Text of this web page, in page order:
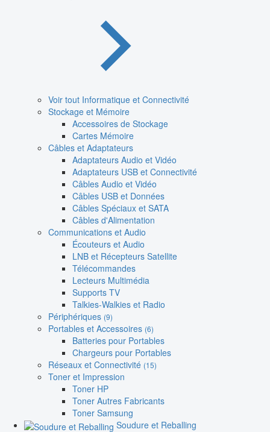
Voir tout Informatique et Connectivité
Stockage et Mémoire
Accessoires de Stockage
Cartes Mémoire
Câbles et Adaptateurs
Adaptateurs Audio et Vidéo
Adaptateurs USB et Connectivité
Câbles Audio et Vidéo
Câbles USB et Données
Câbles Spéciaux et SATA
Câbles d'Alimentation
Communications et Audio
Écouteurs et Audio
LNB et Récepteurs Satellite
Télécommandes
Lecteurs Multimédia
Supports TV
Talkies-Walkies et Radio
Périphériques (9)
Portables et Accessoires (6)
Batteries pour Portables
Chargeurs pour Portables
Réseaux et Connectivité (15)
Toner et Impression
Toner HP
Toner Autres Fabricants
Toner Samsung
Soudure et Reballing